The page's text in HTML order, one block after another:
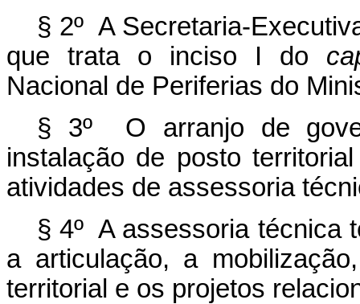
§ 2º A Secretaria-
que trata o inciso I do
Nacional de Periferias do
§ 3º O arranjo de
instalação de posto
atividades de assessoria
§ 4º A assessoria técnica
a articulação, a
territorial e os projetos